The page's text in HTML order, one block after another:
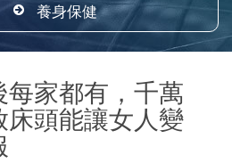
養身保健
家都有，千萬
床頭能讓女人變